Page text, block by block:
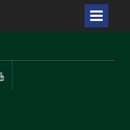
Youtube